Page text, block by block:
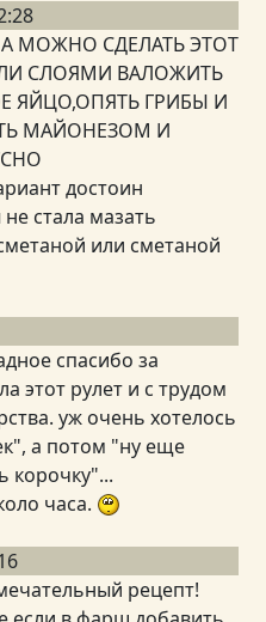
МОЖНО СДЕЛАТЬ ЭТОТ
СЛОЯМИ ВАЛОЖИТЬ
ЯЙЦО,ОПЯТЬ ГРИБЫ И
МАЙОНЕЗОМ И
достоин
стала мазать
или сметаной
спасибо за
этот рулет и с трудом
уж очень хотелось
а потом "ну еще
корочку"...
часа.
рецепт!